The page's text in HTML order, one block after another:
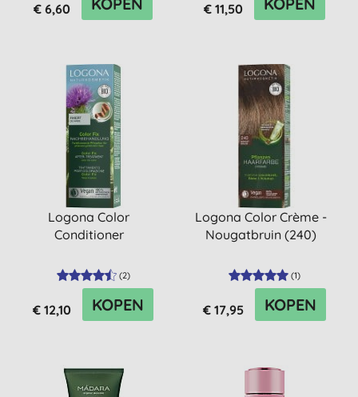
€ 6,60 € 11,50
Logona Color
Conditioner
(2)
€ 12,10 KOPEN
Logona Color Crème -
Nougatbruin (240)
(1)
€ 17,95 KOPEN